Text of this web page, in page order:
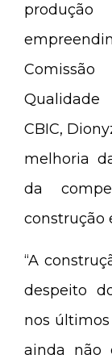
CBIC,
melhoria
da
construção
“A
despeito
nos
ainda não